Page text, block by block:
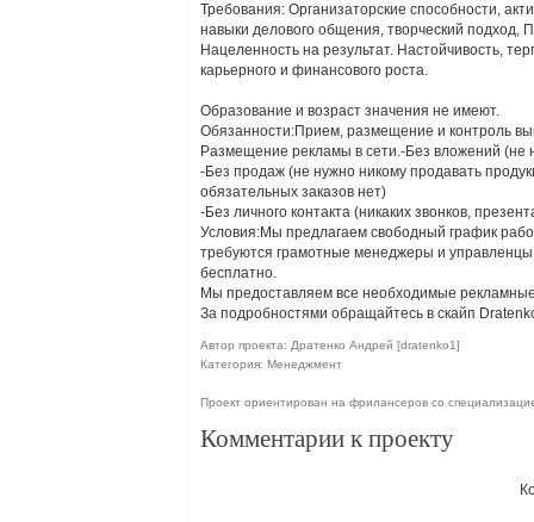
Требования: Организаторские способности,
навыки делового общения, творческий подход,
Нацеленность на результат. Настойчивость,
карьерного и финансового роста.
Образование и возраст значения не имеют.
Обязанности:Прием, размещение и контроль
Размещение рекламы в сети.-Без вложений (не
-Без продаж (не нужно никому продавать
обязательных заказов нет)
-Без личного контакта (никаких звонков,
Условия:Мы предлагаем свободный график
требуются грамотные менеджеры и
бесплатно.
Мы предоставляем все необходимые
За подробностями обращайтесь в скайп
Автор проекта: Дратенко Андрей [dratenko1]
Категория: Менеджмент
Проект ориентирован на фрилансеров со
Комментарии к проекту